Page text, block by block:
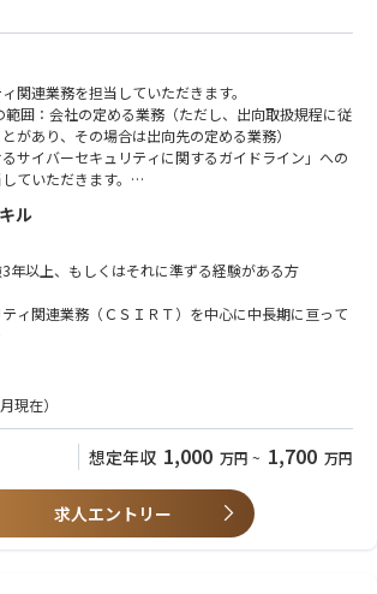
ら得られるキャリア・経験
連領域で培ってきた知見や経験を活かしながら、ス
の新たな可能性を広げていく事業の立ち上げに、初
進に留まらず、金融機関との協業を通じて、どのよ
のかを定義し、PoCから本番導入、さらには横展開
して形にしていく経験を積むことができます。
ニタリングといった中核業務に踏み込みながら、AI
のあり方を実装していく過程に携わることで、「金
領域において、これまでにない価値創出に挑戦でき
従来の金融では資金が届きにくかったスタートアッ
、日本のスタートアップエコシステム全体に対して
を与えていくことに繋がります。
環境
：Slack
だけでなく、曖昧な状況から論点を整理し、仮説を
境で、自ら考え行動し、仮説検証を回し切れる方
他者とのコミュニケーションや協働を楽しめる方
きながら、S役割の枠を越えて事業全体に向き合いた
、学び続けながらやり切る力をお持ちの方
関連業務を担当していただきます。
範囲：会社の定める業務（ただし、出向取扱規程に従
があり、その場合は出向先の定める業務）
サイバーセキュリティに関するガイドライン」への
ていただきます。
のサイバーセキュリティプロジェクト対応業務を担
主なタスクは以下のようなものになります。
ィに係るルール整備関連業務
フレームワーク適用関連業務
インベントリ作成関連業務
ス関連業務
ィに係る人材育成関連業務
関連業務
務
連業務
おけるサイバーセキュリティリスク管理強化関連業務
ＭＤＢ）構築関連業務
ル
年以上、もしくはそれに準ずる経験がある方
ィ関連業務（ＣＳＩＲＴ）を中心に中長期に亘って
ィに関する興味や用語等の理解がある方
と良好な関係を築くことができ、コミュニケーショ
現在）
想定年収 1,000 万円 ~ 1,700 万円
求人エントリー